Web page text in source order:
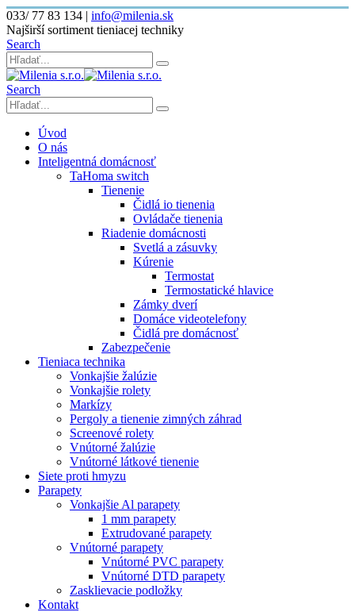
033/ 77 83 134 | info@milenia.sk
Najširší sortiment tieniacej techniky
Search
Search
Úvod
O nás
Inteligentná domácnosť
TaHoma switch
Tienenie
Čidlá io tienenia
Ovládače tienenia
Riadenie domácnosti
Svetlá a zásuvky
Kúrenie
Termostat
Termostatické hlavice
Zámky dverí
Domáce videotelefony
Čidlá pre domácnosť
Zabezpečenie
Tieniaca technika
Vonkajšie žalúzie
Vonkajšie rolety
Markízy
Pergoly a tienenie zimných záhrad
Screenové rolety
Vnútorné žalúzie
Vnútorné látkové tienenie
Siete proti hmyzu
Parapety
Vonkajšie Al parapety
1 mm parapety
Extrudované parapety
Vnútorné parapety
Vnútorné PVC parapety
Vnútorné DTD parapety
Zasklievacie podložky
Kontakt